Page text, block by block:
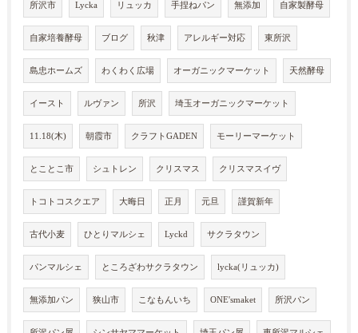
所沢市 Lycka リュッカ 手捏ねパン 無添加 自家製酵母
自家培養酵母 ブログ 秋津 アレルギー対応 東所沢
島忠ホームズ わくわく広場 オーガニックマーケット 天然酵母
イースト ルヴァン 所沢 埼玉オーガニックマーケット
11.18(木) 朝霞市 クラフトGADEN モーリーマーケット
とことこ市 シュトレン クリスマス クリスマスイヴ
トコトコスクエア 大晦日 正月 元旦 謹賀新年
古代小麦 ひとりマルシェ Lyckd サクラタウン
パンマルシェ ところざわサクラタウン lycka(リュッカ)
無添加パン 狭山市 こなもんいち ONE'smaket 所沢パン